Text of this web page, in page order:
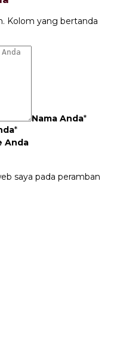
Kolom yang bertanda
Nama Anda*
*
Anda
saya pada peramban